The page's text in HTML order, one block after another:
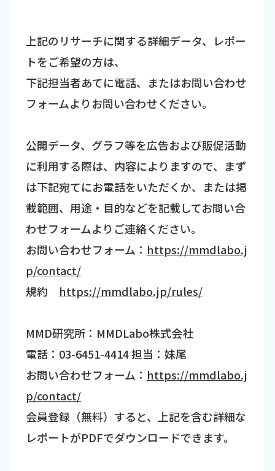
上記のリサーチに関する詳細データ、レポー
トをご希望の方は、
下記担当者あてに電話、またはお問い合わせ
フォームよりお問い合わせください。
公開データ、グラフ等を広告および販促活動
に利用する際は、内容によりますので、まず
は下記宛てにお電話をいただくか、または掲
載範囲、用途・目的などを記載してお問い合
わせフォームよりご連絡ください。
お問い合わせフォーム： https://mmdlabo.j
p/contact/
規約 https://mmdlabo.jp/rules/
MMD研究所：MMDLabo株式会社
電話：03-6451-4414 担当：妹尾
お問い合わせフォーム： https://mmdlabo.j
p/contact/
会員登録（無料）すると、上記を含む詳細な
レポートがPDFでダウンロードできます。